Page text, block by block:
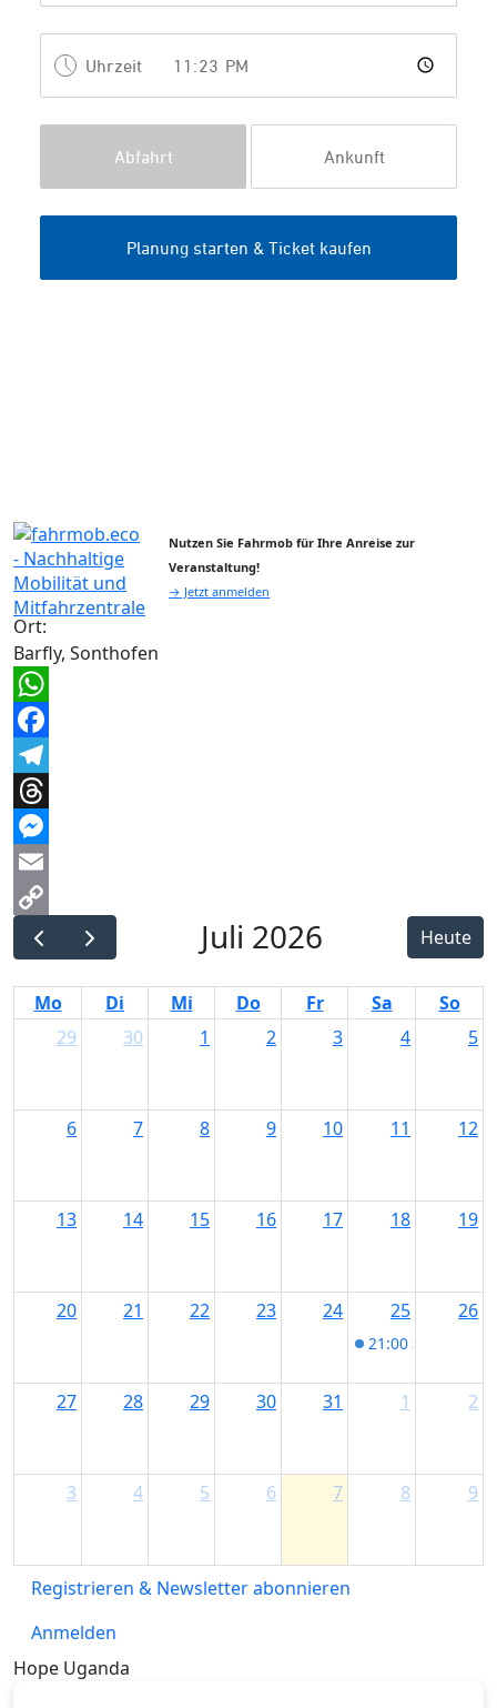
Nutzen Sie Fahrmob für Ihre Anreise zur
Veranstaltung!
→ Jetzt anmelden
Ort:
Barfly, Sonthofen
WhatsApp
Facebook
Telegram
Threads
Messenger
Email
Copy
Juli 2026 Heute
Mo Di Mi Do Fr Sa
So
29
30 1 2 3 4 5
6 7 8 9 10 11 12
13 14 15 16 17 18 19
20 21 22 23 24 25
21:00 Sorry
26
27 28 29 30 31 1 2
3 4 5 6 7 8 9
Registrieren & Newsletter abonnieren
Anmelden
Hope Uganda